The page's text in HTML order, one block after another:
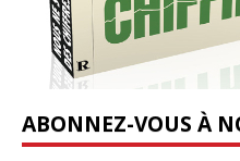
ABONNEZ-VOUS À